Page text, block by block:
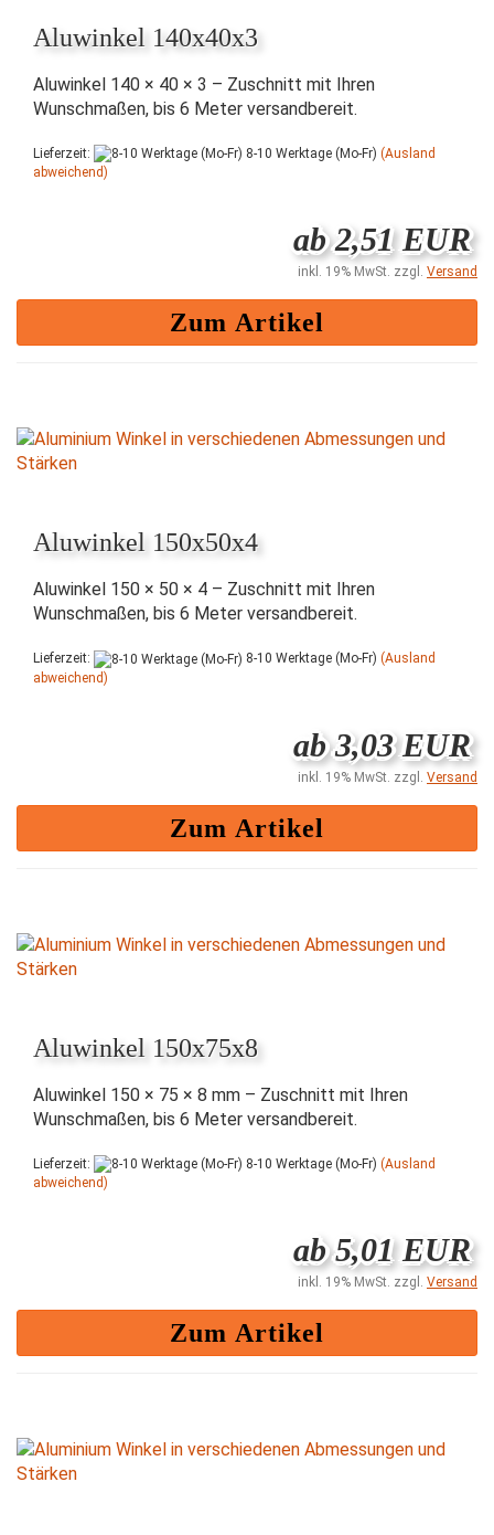
Aluwinkel 140x40x3
Aluwinkel 140 × 40 × 3 – Zuschnitt mit Ihren
Wunschmaßen, bis 6 Meter versandbereit.
Lieferzeit: 8-10 Werktage (Mo-Fr) (Ausland
abweichend)
ab 2,51 EUR
inkl. 19% MwSt. zzgl. Versand
Zum Artikel
Aluwinkel 150x50x4
Aluwinkel 150 × 50 × 4 – Zuschnitt mit Ihren
Wunschmaßen, bis 6 Meter versandbereit.
Lieferzeit: 8-10 Werktage (Mo-Fr) (Ausland
abweichend)
ab 3,03 EUR
inkl. 19% MwSt. zzgl. Versand
Zum Artikel
Aluwinkel 150x75x8
Aluwinkel 150 × 75 × 8 mm – Zuschnitt mit Ihren
Wunschmaßen, bis 6 Meter versandbereit.
Lieferzeit: 8-10 Werktage (Mo-Fr) (Ausland
abweichend)
ab 5,01 EUR
inkl. 19% MwSt. zzgl. Versand
Zum Artikel